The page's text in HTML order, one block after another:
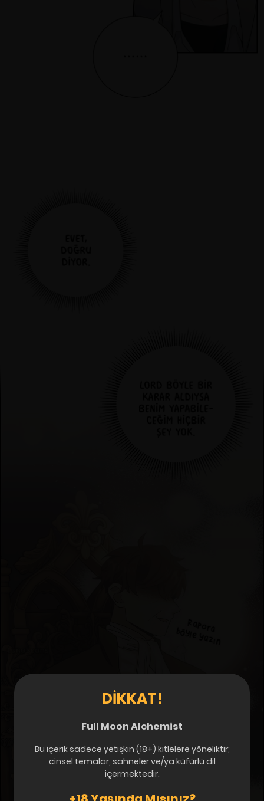
DIKKAT!
Full Moon Alchemist
Bu içerik sadece yetişkin (18+) kitlelere yöneliktir;
cinsel temalar, sahneler ve/ya küfürlü dil
içermektedir.